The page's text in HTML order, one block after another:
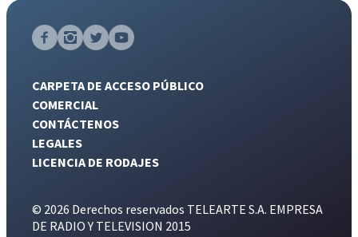
CARPETA DE ACCESO PÚBLICO
COMERCIAL
CONTÁCTENOS
LEGALES
LICENCIA DE RODAJES
© 2026 Derechos reservados TELEARTE S.A. EMPRESA
DE RADIO Y TELEVISION 2015